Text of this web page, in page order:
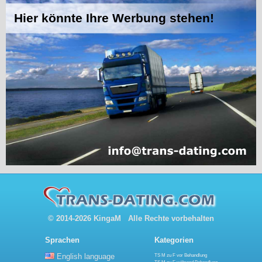
© 2014-2026 KingaM Alle Rechte vorbehalten
Sprachen
English language
Kategorien
TS M zu F vor Behandlung